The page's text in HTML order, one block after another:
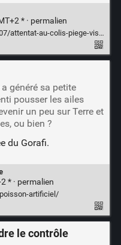
* · permalien
medias-minimisent-les-autorites-parlent-de-mauvaise-blague/
généré sa petite
pousser les ailes
un peu sur Terre et
ou bien ?
du Gorafi.
* · permalien
artificiel/
le contrôle